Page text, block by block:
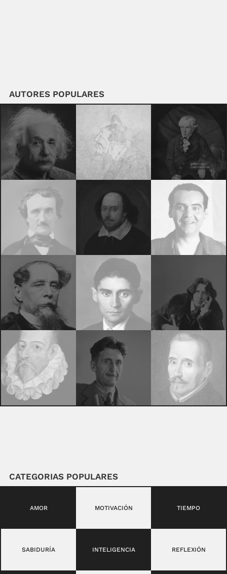
AUTORES POPULARES
CATEGORIAS POPULARES
AMOR MOTIVACIÓN TIEMPO
SABIDURÍA INTELIGENCIA REFLEXIÓN